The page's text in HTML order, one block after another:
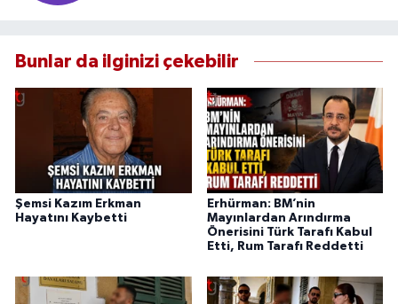
Bunlar da ilginizi çekebilir
Şemsi Kazım Erkman
Hayatını Kaybetti
Erhürman: BM’nin
Mayınlardan Arındırma
Önerisini Türk Tarafı Kabul
Etti, Rum Tarafı Reddetti